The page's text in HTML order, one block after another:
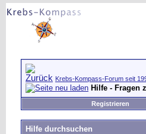
Krebs-Kompass-Forum seit
Hilfe - Fragen
Registrieren
Hilfe durchsuchen